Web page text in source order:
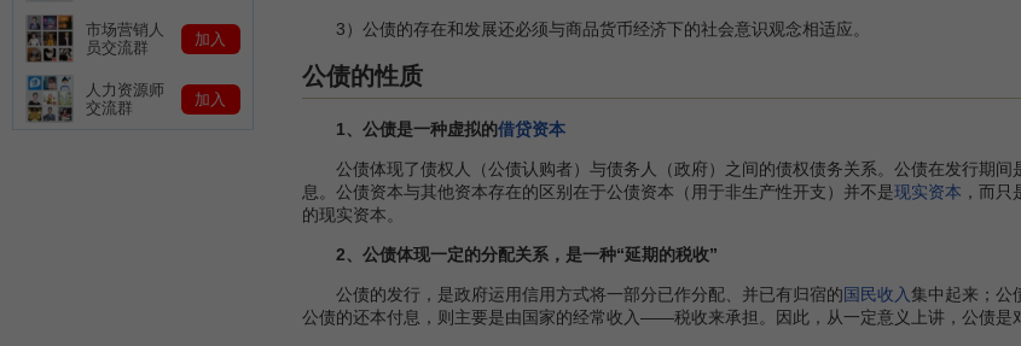
3）公债的存在和发展还必须与商品货币经济下的社会意识观念相适应。
公债的性质
1、公债是一种虚拟的借贷资本
公债体现了债权人（公债认购者）与债务人（政府）之间的债权债务关系。公债在发行期间
息。公债资本与其他资本存在的区别在于公债资本（用于非生产性开支）并不是现实资本 ，而
的现实资本。
2、公债体现一定的分配关系，是一种“延期的税收”
公债的发行，是政府运用信用方式将一部分已作分配、并已有归宿的国民收入集中起来；公
公债的还本付息，则主要是由国家的经常收入——税收来承担。因此，从一定意义上讲，公债是
市场营销人
员交流群
加入
人力资源师
交流群
加入